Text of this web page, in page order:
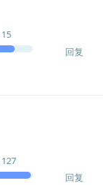
15
回复
127
回复